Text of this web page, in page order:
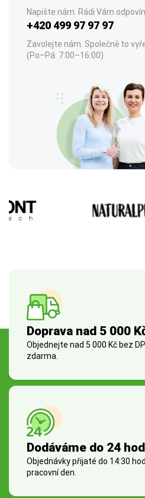
Napište nám. Rádi Vám
+420 499 97 97 97
Zavolejte nám. Společně to
(Po–Pá: 7:00–16:00)
Doprava nad 5 000
Objednejte nad 5 000 Kč bez
zdarma.
Dodáváme do 24
Objednávky přijaté do 14:30
pracovní den.